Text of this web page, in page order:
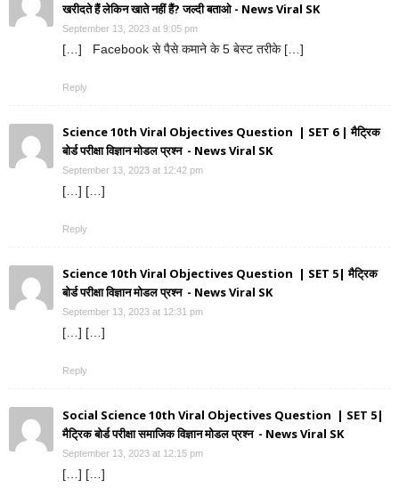
खरीदते हैं लेकिन खाते नहीं हैं? जल्दी बताओ - News Viral SK
September 13, 2023 at 9:05 pm
[…] Facebook से पैसे कमाने के 5 बेस्ट तरीके […]
Reply
Science 10th Viral Objectives Question | SET 6 | मैट्रिक
बोर्ड परीक्षा विज्ञान मोडल प्रश्न - News Viral SK
September 13, 2023 at 12:42 pm
[…] […]
Reply
Science 10th Viral Objectives Question | SET 5| मैट्रिक
बोर्ड परीक्षा विज्ञान मोडल प्रश्न - News Viral SK
September 13, 2023 at 12:31 pm
[…] […]
Reply
Social Science 10th Viral Objectives Question | SET 5|
मैट्रिक बोर्ड परीक्षा समाजिक विज्ञान मोडल प्रश्न - News Viral SK
September 13, 2023 at 12:15 pm
[…] […]